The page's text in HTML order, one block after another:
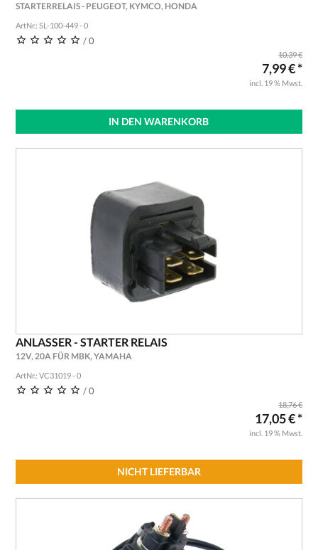
STARTERRELAIS - PEUGEOT, KYMCO, HONDA
ArtNr.: SL-100-449 - 0
/ 0
10,39 €
7,99 € *
incl. 19 % Mwst.
IN DEN WARENKORB
ANLASSER - STARTER RELAIS
12V, 20A FÜR MBK, YAMAHA
ArtNr.: VC31019 - 0
/ 0
18,76 €
17,05 € *
incl. 19 % Mwst.
NICHT LIEFERBAR